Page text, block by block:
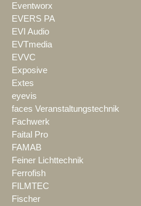
Eventworx
EVERS PA
EVI Audio
EVTmedia
EVVC
Exposive
Extes
eyevis
faces Veranstaltungstechnik
Fachwerk
Faital Pro
FAMAB
Feiner Lichttechnik
Ferrofish
FILMTEC
Fischer